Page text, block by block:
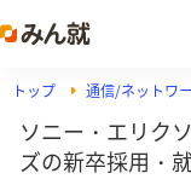
トップ 通信/ネットワ
ソニー・エリク
ズの新卒採用・